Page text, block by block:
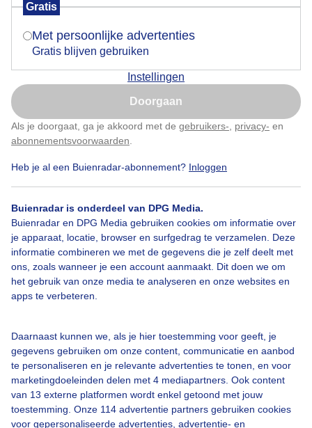
Gratis
Met persoonlijke advertenties
Gratis blijven gebruiken
Instellingen
Doorgaan
Als je doorgaat, ga je akkoord met de gebruikers- privacy- en
abonnementsvoorwaarden
Heb je al een Buienradar-abonnement? Inloggen
Buienradar is onderdeel van DPG Media.
Buienradar en DPG Media gebruiken cookies om informatie over
je apparaat, locatie, browser en surfgedrag te verzamelen. Deze
informatie combineren we met de gegevens die je zelf deelt met
ons, zoals wanneer je een account aanmaakt. Dit doen we om
het gebruik van onze media te analyseren en onze websites en
apps te verbeteren.
Daarnaast kunnen we, als je hier toestemming voor geeft, je
gegevens gebruiken om onze content, communicatie en aanbod
te personaliseren en je relevante advertenties te tonen, en voor
marketingdoeleinden delen met 4 mediapartners. Ook content
van 13 externe platformen wordt enkel getoond met jouw
toestemming. Onze 114 advertentie partners gebruiken cookies
voor gepersonaliseerde advertenties, advertentie- en
Populaire categorieën
Lente
Zomer
Over Buienradar
Bedrijfsgegevens
Veelgestelde vragen
Contact
Gebruikersvoorwaarden
Adverteren
Buienradar Team
Privacy beleid
Is goed, toon de popup
Nu niet, misschien later
Klik hierom dit aan te passen